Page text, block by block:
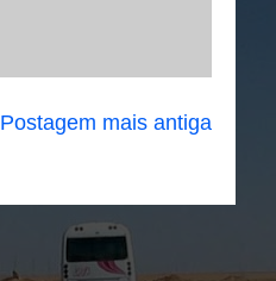
Postagem mais antiga